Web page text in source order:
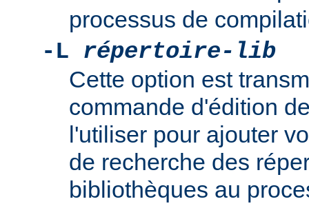
processus de
-L répertoire-lib
Cette option est
commande d'édition
l'utiliser pour ajouter
de recherche des
bibliothèques au